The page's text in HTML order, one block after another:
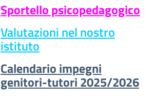
Sportello psicopedagogico
Valutazioni nel nostro
istituto
Calendario impegni
genitori-tutori 2025/2026